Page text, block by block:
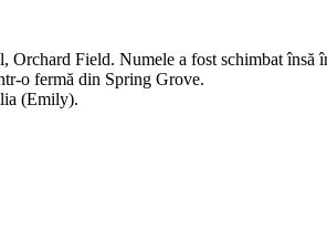
Field. Numele a fost schimbat
o fermă din Spring Grove.
(Emily).